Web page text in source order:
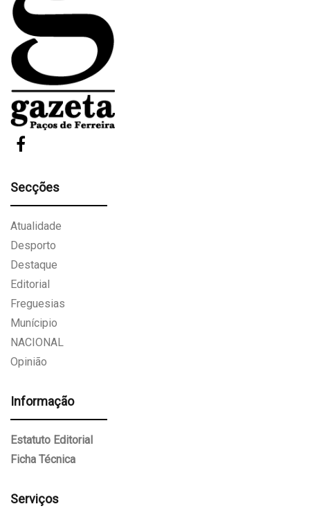
Secções
Atualidade
Desporto
Destaque
Editorial
Freguesias
Munícipio
NACIONAL
Opinião
Informação
Estatuto Editorial
Ficha Técnica
Serviços